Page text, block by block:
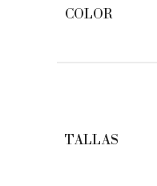
COLOR
TALLAS